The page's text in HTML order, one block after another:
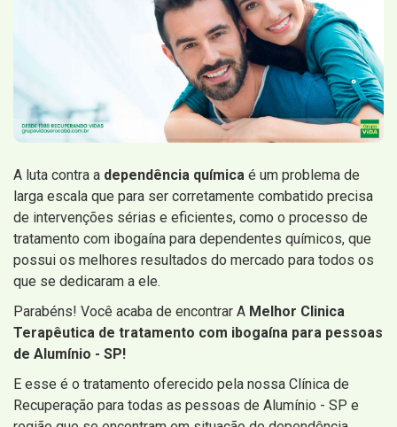
A luta contra a dependência química é um problema de
larga escala que para ser corretamente combatido precisa
de intervenções sérias e eficientes, como o processo de
tratamento com ibogaína para dependentes químicos, que
possui os melhores resultados do mercado para todos os
que se dedicaram a ele.
Parabéns! Você acaba de encontrar A Melhor Clinica
Terapêutica de tratamento com ibogaína para pessoas
de Alumínio - SP!
E esse é o tratamento oferecido pela nossa Clínica de
Recuperação para todas as pessoas de Alumínio - SP e